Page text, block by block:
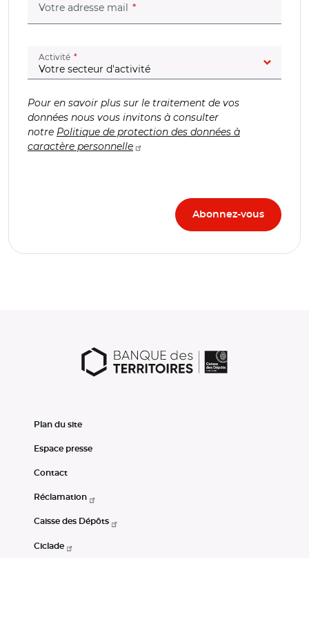
Votre adresse mail (champ obligatoire)
Activité (champ obligatoire)
Pour en savoir plus sur le traitement de vos
données nous vous invitons à consulter
notre Politique de protection des données à
caractère personnelle
Plan du site
Espace presse
Contact
Réclamation
Caisse des Dépôts
Ciclade